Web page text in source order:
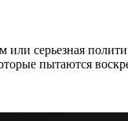
серьезная
пытаются